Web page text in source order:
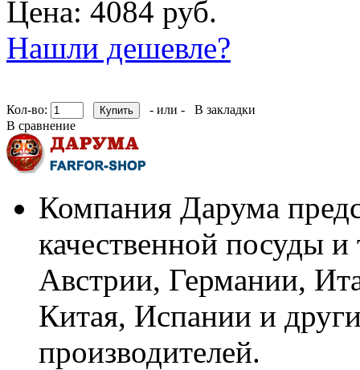
Цена: 4084 руб.
Нашли дешевле?
Кол-во: - или -
В закладки
В сравнение
Компания Дарума
качественной посуды
Австрии, Германии,
Китая, Испании и
производителей.